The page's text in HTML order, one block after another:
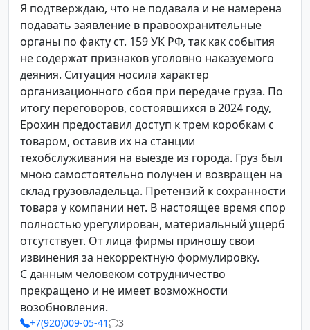
Я подтверждаю, что не подавала и не намерена
подавать заявление в правоохранительные
органы по факту ст. 159 УК РФ, так как события
не содержат признаков уголовно наказуемого
деяния. Ситуация носила характер
организационного сбоя при передаче груза. По
итогу переговоров, состоявшихся в 2024 году,
Ерохин предоставил доступ к трем коробкам с
товаром, оставив их на станции
техобслуживания на выезде из города. Груз был
мною самостоятельно получен и возвращен на
склад грузовладельца. Претензий к сохранности
товара у компании нет. В настоящее время спор
полностью урегулирован, материальный ущерб
отсутствует. От лица фирмы приношу свои
извинения за некорректную формулировку.
С данным человеком сотрудничество
прекращено и не имеет возможности
возобновления.
+7(920)009-05-41 3